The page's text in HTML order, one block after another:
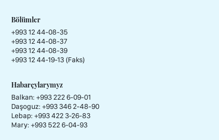
Bölümler
+993 12 44-08-35
+993 12 44-08-37
+993 12 44-08-39
+993 12 44-19-13 (Faks)
Habarçylarymyz
Balkan: +993 222 6-09-01
Daşoguz: +993 346 2-48-90
Lebap: +993 422 3-26-83
Mary: +993 522 6-04-93